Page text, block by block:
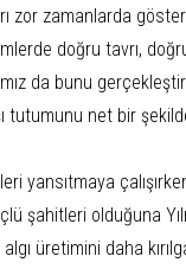
zor zamanlarda
doğru tavrı,
da bunu
tutumunu net bir
yansıtmaya
şahitleri olduğuna
üretimini daha